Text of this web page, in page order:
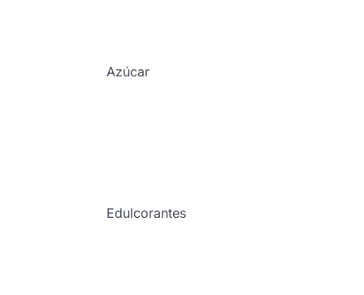
Azúcar
Edulcorantes